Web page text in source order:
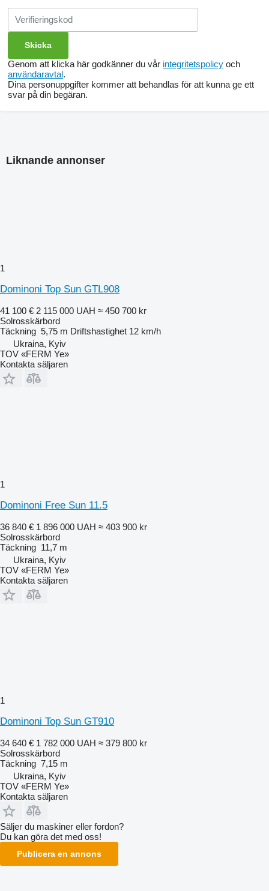
Genom att klicka här godkänner du vår integritetspolicy och
användaravtal.
Dina personuppgifter kommer att behandlas för att kunna ge ett
svar på din begäran.
Liknande annonser
1
Dominoni Top Sun GTL908
41 100 € 2 115 000 UAH ≈ 450 700 kr
Solrosskärbord
Täckning 5,75 m Driftshastighet 12 km/h
Ukraina, Kyiv
TOV «FERM Ye»
Kontakta säljaren
1
Dominoni Free Sun 11.5
36 840 € 1 896 000 UAH ≈ 403 900 kr
Solrosskärbord
Täckning 11,7 m
Ukraina, Kyiv
TOV «FERM Ye»
Kontakta säljaren
1
Dominoni Top Sun GT910
34 640 € 1 782 000 UAH ≈ 379 800 kr
Solrosskärbord
Täckning 7,15 m
Ukraina, Kyiv
TOV «FERM Ye»
Kontakta säljaren
Säljer du maskiner eller fordon?
Du kan göra det med oss!
Publicera en annons